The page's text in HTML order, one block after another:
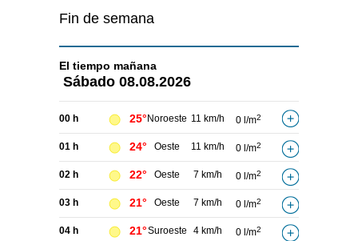
Fin de semana
El tiempo mañana
Sábado 08.08.2026
00 h 25° Noroeste 11 km/h 0 l/m2
01 h 24° Oeste 11 km/h 0 l/m2
02 h 22° Oeste 7 km/h 0 l/m2
03 h 21° Oeste 7 km/h 0 l/m2
04 h 21°Suroeste 4 km/h 0 l/m2